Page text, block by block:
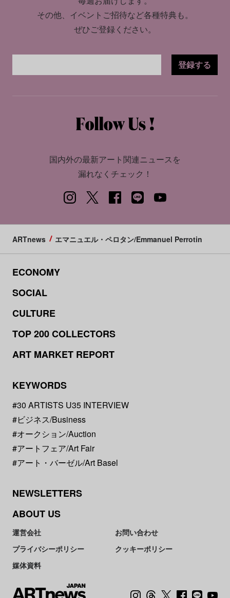
その他、イベントご招待など各種特典も。
ぜひご登録ください。
登録する
国内外の最新アート関連ニュースを
漏れなくチェック！
ARTnews エマニュエル・ペロタン/Emmanuel Perrotin
ECONOMY
SOCIAL
CULTURE
TOP 200 COLLECTORS
ART MARKET REPORT
KEYWORDS
#30 ARTISTS U35 INTERVIEW
#ビジネス/Business
#オークション/Auction
#アートフェア/Art Fair
#アート・バーゼル/Art Basel
NEWSLETTERS
ABOUT US
運営会社
お問い合わせ
プライバシーポリシー
クッキーポリシー
媒体資料